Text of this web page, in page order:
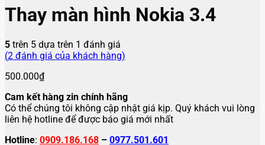
Thay màn hình Nokia 3.4
5 trên 5 dựa trên 1 đánh giá
(2 đánh giá của khách hàng)
500.000₫
Cam kết hàng zin chính hãng
Có thể chúng tôi không cập nhật giá kịp. Quý khách vui lòng
liên hệ hotline để được báo giá mới nhất
Hotline: 0909.186.168 – 0977.501.601